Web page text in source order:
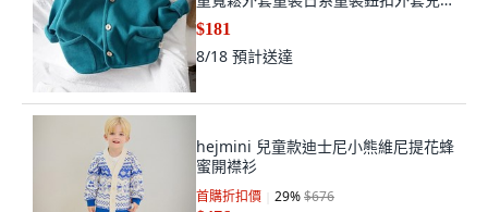
針織外套女童外套熱門百搭
$181
8/18 預計送達
hejmini 兒童款迪士尼小熊維尼提花蜂
蜜開襟衫
首購折扣價 29%$676